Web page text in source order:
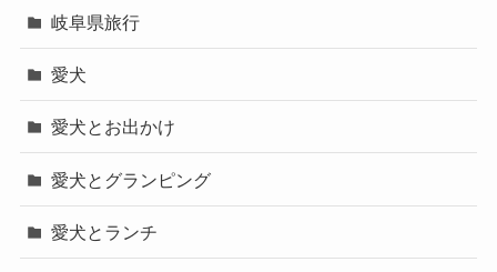
岐阜県旅行
愛犬
愛犬とお出かけ
愛犬とグランピング
愛犬とランチ